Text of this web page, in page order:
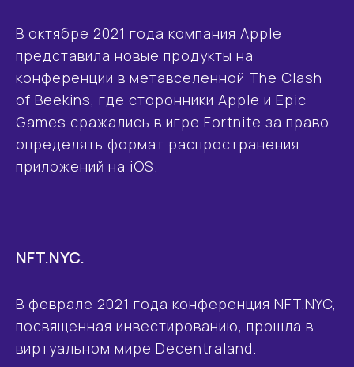
В октябре 2021 года компания Apple
представила новые продукты на
конференции в метавселенной The Clash
of Beekins, где сторонники Apple и Epic
Games сражались в игре Fortnite за право
определять формат распространения
приложений на iOS.
NFT.NYC.
В феврале 2021 года конференция NFT.NYC,
посвященная инвестированию, прошла в
виртуальном мире Decentraland.